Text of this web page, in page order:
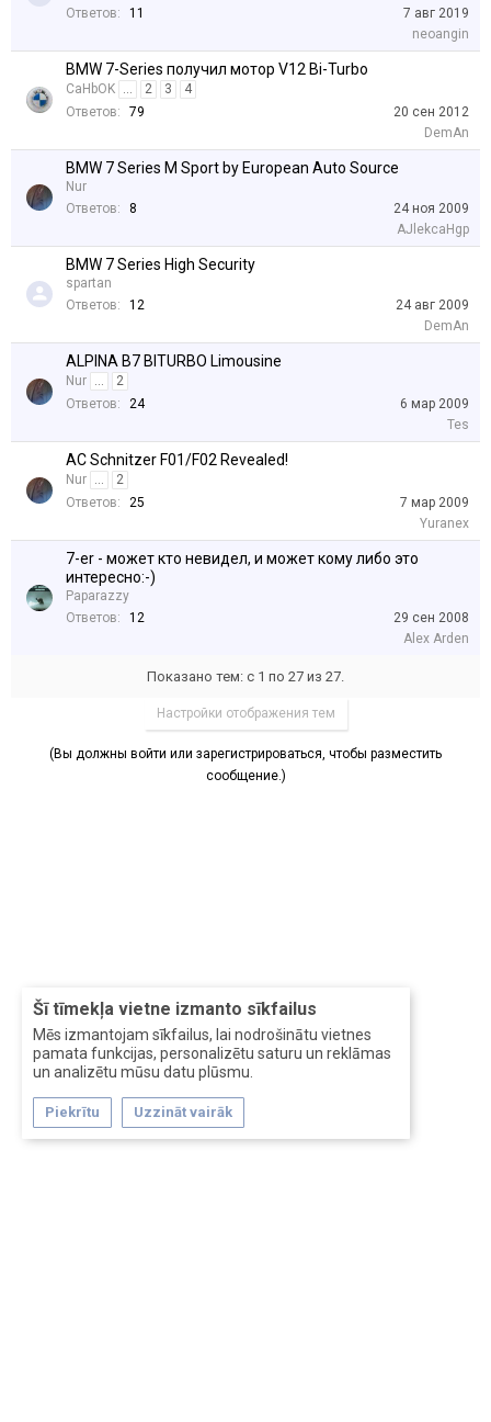
Šī tīmekļa vietne izmanto sīkfailus
Mēs izmantojam sīkfailus, lai nodrošinātu vietnes
pamata funkcijas, personalizētu saturu un reklāmas
un analizētu mūsu datu plūsmu.
Piekrītu Uzzināt vairāk
Ответов:
11
7 авг 2019
neoangin
BMW 7-Series получил мотор V12 Bi-Turbo
CaHbOK ... 2 3
4
Ответов:
79
20 сен 2012
DemAn
BMW 7 Series M Sport by European Auto Source
Nur
Ответов:
8
24 ноя 2009
AJlekcaHgp
BMW 7 Series High Security
spartan
Ответов:
12
24 авг 2009
DemAn
ALPINA B7 BITURBO Limousine
Nur ...
2
Ответов:
24
6 мар 2009
Tes
AC Schnitzer F01/F02 Revealed!
Nur ...
2
Ответов:
25
7 мар 2009
Yuranex
7-er - может кто невидел, и может кому либо это
интересно:-)
Paparazzy
Ответов:
12
29 сен 2008
Alex Arden
Показано тем: с 1 по 27 из 27.
Настройки отображения тем
(Вы должны войти или зарегистрироваться, чтобы разместить
сообщение.)